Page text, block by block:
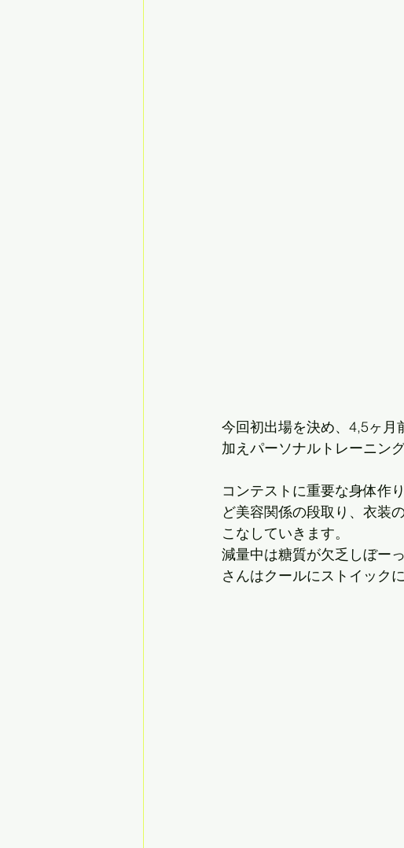
今回初出場を決め、4,5ヶ月
加えパーソナルトレーニン
コンテストに重要な身体作
ど美容関係の段取り、衣装
こなしていきます。
減量中は糖質が欠乏しぼー
さんはクールにストイック